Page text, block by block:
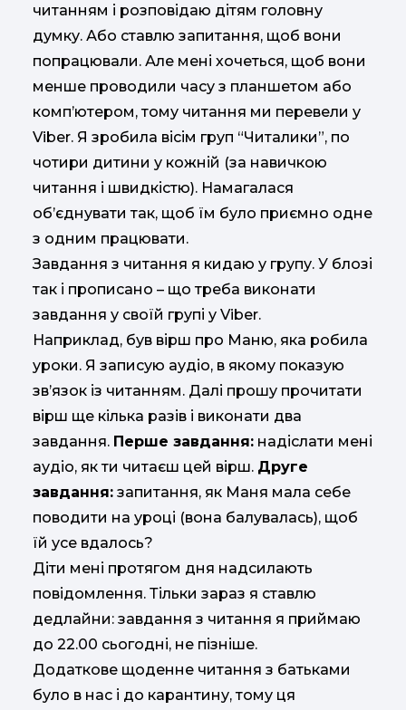
читанням і розповідаю дітям головну
думку. Або ставлю запитання, щоб вони
попрацювали. Але мені хочеться, щоб вони
менше проводили часу з планшетом або
комп’ютером, тому читання ми перевели у
Viber. Я зробила вісім груп “Читалики”, по
чотири дитини у кожній (за навичкою
читання і швидкістю). Намагалася
об’єднувати так, щоб їм було приємно одне
з одним працювати.
Завдання з читання я кидаю у групу. У блозі
так і прописано – що треба виконати
завдання у своїй групі у Viber.
Наприклад, був вірш про Маню, яка робила
уроки. Я записую аудіо, в якому показую
зв’язок із читанням. Далі прошу прочитати
вірш ще кілька разів і виконати два
завдання. Перше завдання: надіслати мені
аудіо, як ти читаєш цей вірш. Друге
завдання: запитання, як Маня мала себе
поводити на уроці (вона балувалась), щоб
їй усе вдалось?
Діти мені протягом дня надсилають
повідомлення. Тільки зараз я ставлю
дедлайни: завдання з читання я приймаю
до 22.00 сьогодні, не пізніше.
Додаткове щоденне читання з батьками
було в нас і до карантину, тому ця